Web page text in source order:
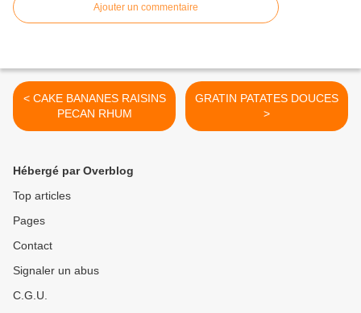
Ajouter un commentaire
< CAKE BANANES RAISINS
PECAN RHUM
GRATIN PATATES DOUCES
>
Hébergé par Overblog
Top articles
Pages
Contact
Signaler un abus
C.G.U.